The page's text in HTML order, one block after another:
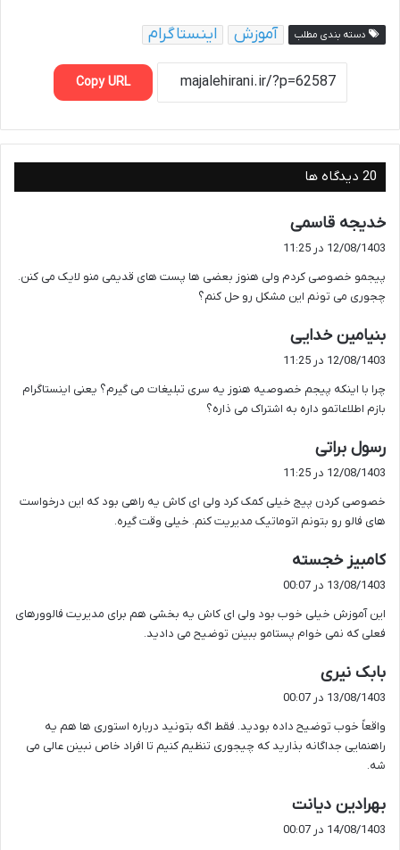
دسته بندی مطلب آموزش اینستاگرام
Copy URL
‫20 دیدگاه ها
خدیجه قاسمی
ف
:
12/08/1403 در 11:25
پیجمو خصوصی کردم ولی هنوز بعضی ها پست های قدیمی منو لایک می کنن.
چجوری می تونم این مشکل رو حل کنم؟
بنیامین خدایی
ف
:
12/08/1403 در 11:25
چرا با اینکه پیجم خصوصیه هنوز یه سری تبلیغات می گیرم؟ یعنی اینستاگرام
بازم اطلاعاتمو داره به اشتراک می ذاره؟
رسول براتی
ف
12/08/1403 در 11:25
خصوصی کردن پیج خیلی کمک کرد ولی ای کاش یه راهی بود که این درخواست
های فالو رو بتونم اتوماتیک مدیریت کنم. خیلی وقت گیره.
کامبیز خجسته
ف
:
13/08/1403 در 00:07
این آموزش خیلی خوب بود ولی ای کاش یه بخشی هم برای مدیریت فالوورهای
فعلی که نمی خوام پستامو ببینن توضیح می دادید.
بابک نیری
:
13/08/1403 در 00:07
واقعاً خوب توضیح داده بودید. فقط اگه بتونید درباره استوری ها هم یه
راهنمایی جداگانه بذارید که چیجوری تنظیم کنیم تا افراد خاص نبینن عالی می
شه.
بهرادین دیانت
ف
14/08/1403 در 00:07